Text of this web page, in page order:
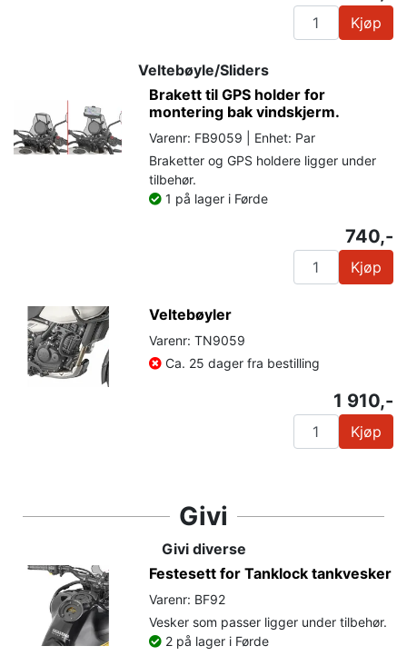
Kjøp
Veltebøyle/Sliders
Brakett til GPS holder for
montering bak vindskjerm.
Varenr: FB9059 | Enhet: Par
Braketter og GPS holdere ligger under
tilbehør.
1 på lager i Førde
740,-
Kjøp
Veltebøyler
Varenr: TN9059
Ca. 25 dager fra bestilling
1 910,-
Kjøp
Givi
Givi diverse
Festesett for Tanklock tankvesker
Varenr: BF92
Vesker som passer ligger under tilbehør.
2 på lager i Førde